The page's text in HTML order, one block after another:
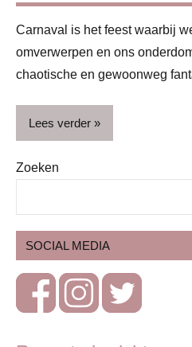
Carnaval is het feest waarbij
omverwerpen en ons
chaotische en gewoonweg
Lees verder
Blog
Feestdagen
Lifestyle
Zoeken
SOCIAL MEDIA